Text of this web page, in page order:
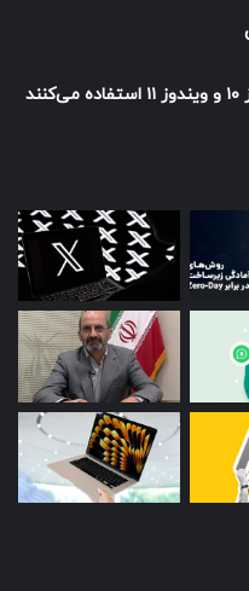
نمودن اقدامات امنیتی
به ارز دیجیتال بیت
و یا خرید آن به صورت
کیف پول